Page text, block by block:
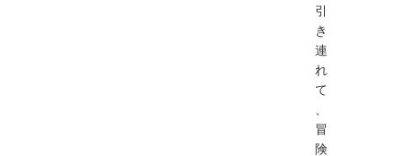
引
き
連
れ
て
、
冒
険